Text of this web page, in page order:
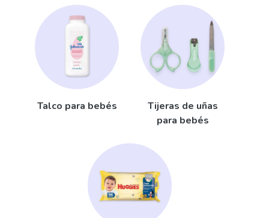
Talco para bebés
Tijeras de uñas
para bebés